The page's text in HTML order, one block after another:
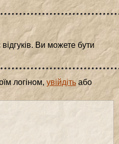
Ви можете бути
логіном, увійдіть або